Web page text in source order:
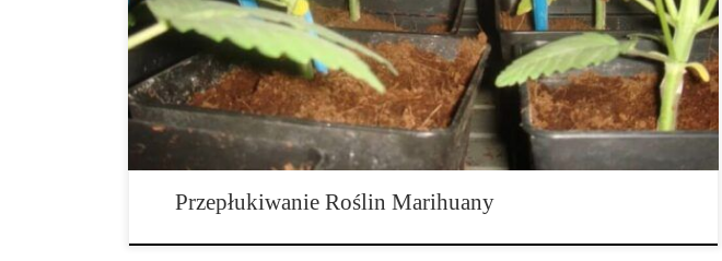
pąkami najlepszej jakości, należy upewnić się, że rośliny są wolne od składników […]
Przepłukiwanie Roślin Marihuany